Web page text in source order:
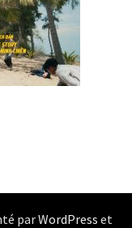
parWordPress et